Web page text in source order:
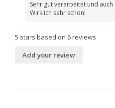
Sehr gut verarbeitet und
Wirklich sehr schön!
5 stars based on 6reviews
Add your review